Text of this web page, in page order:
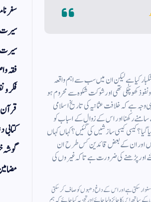
کیا ہے لیکن ان میں سب سے اہم واقعہ
میں گو اثر و نفوذ کھو چکی تھی اور شوکت شکوہ سے محروم ہو
ہے کہ خلافت عثمانیہ کی تاریخ اسلامی
رکھنا اور اس کے زوال کے اسباب کو
گیا؟ کیسی کیسی سازشیں کی گئیں؟ کہاں کہاں
اور ان کے بعض قائدین کس طرح ان
اور پڑھنے کی ضرورت ہے تاکہ غیروں کی
سکتی ہے اور اس کے داغ دھبوں کو صاف کر سکتی
سفر
فقہ
فکر و
قرآن
کتابی
گوشہ